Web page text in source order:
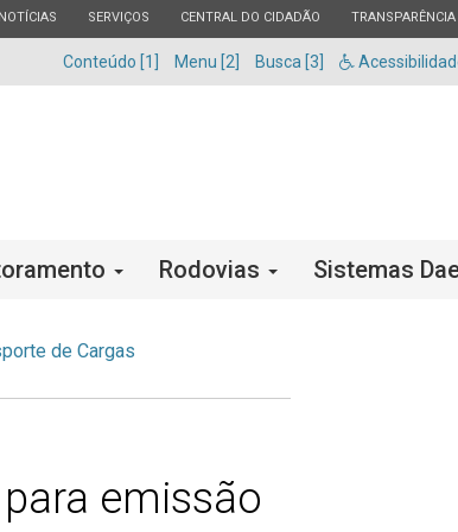
ESTADO
NOTÍCIAS ESTADO
SERVIÇOS ESTADO
CENTRAL DO CIDADÃO ESTADO
TRANSPARÊNCIA
Conteúdo [1] Menu [2] Busca [3]
Rodovias Sistemas
de Cargas
emissão